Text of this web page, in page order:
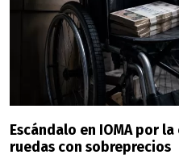
Escándalo en IOMA por
ruedas con sobreprecios